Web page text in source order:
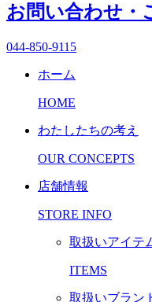
お問い合わせ・
044-850-9115
ホーム
HOME
わたしたちの考え
OUR CONCEPTS
店舗情報
STORE INFO
取扱いアイテ
ITEMS
取扱いブラン